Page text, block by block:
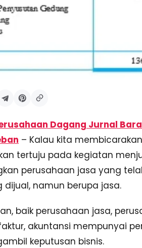
Dagang Jurnal
– Kalau kita
tertuju pada kegiatan
perusahaan jasa yang
dijual, namun berupa jasa.
baik perusahaan jasa,
akuntansi mempunyai
keputusan bisnis.